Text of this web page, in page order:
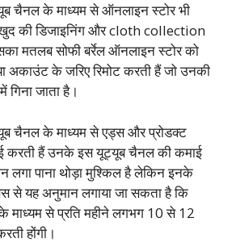
चैनल के माध्यम से ऑनलाइन स्टोर भी
खुद की डिजाइनिंग और cloth collection
मतलब सोफी बर्रेल ऑनलाइन स्टोर को
अकाउंट के जरिए रिमोट करती हैं जो उनकी
गिना जाता है।
चैनल के माध्यम से एड्स और प्रोडक्ट
करती हैं उनके इस यूट्यूब चैनल की कमाई
लगा पाना थोड़ा मुश्किल है लेकिन इनके
से यह अनुमान लगाया जा सकता है कि
माध्यम से प्रति महीने लगभग 10 से 12
होंगी।